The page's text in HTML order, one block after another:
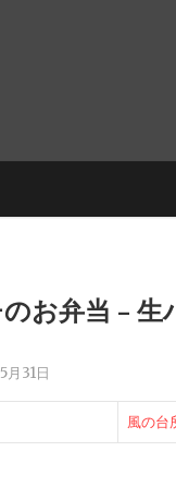
お弁当 –
月31日
風の